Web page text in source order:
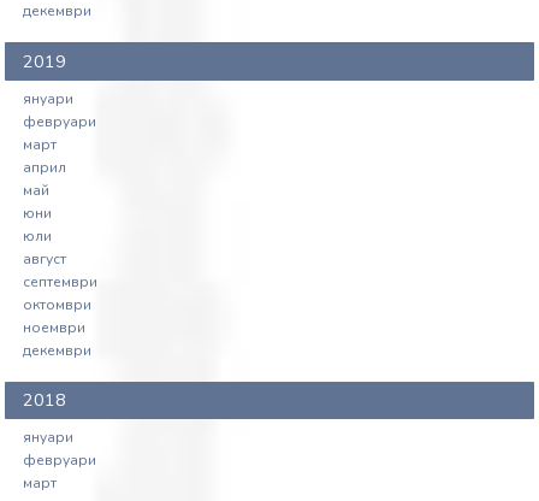
декември
2019
януари
февруари
март
април
май
юни
юли
август
септември
октомври
ноември
декември
2018
януари
февруари
март